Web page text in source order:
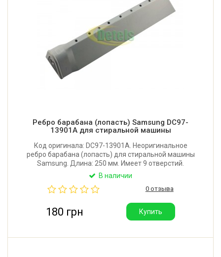
Ребро барабана (лопасть) Samsung DC97-
13901A для стиральной машины
Код оригинала: DC97-13901A. Неоригинальное
ребро барабана (лопасть) для стиральной машины
Samsung. Длина: 250 мм. Имеет 9 отверстий.
Крепление: 6 защелок и винт. Производитель:
В наличии
0 отзыва
180 грн Купить